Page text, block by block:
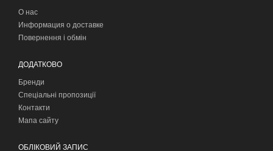
О нас
Информация о доставке
Повернення і обмін
ДОДАТКОВО
Бренди
Спеціальні пропозиції
Контакти
Мапа сайту
ОБЛІКОВИЙ ЗАПИС